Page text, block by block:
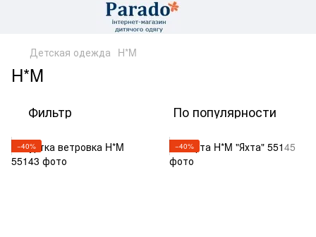
Детская одежда H*M
H*M
Фильтр По популярности
−40% −40%